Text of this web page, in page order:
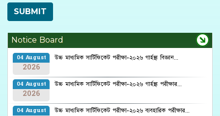
Notice Board
04 August
2026
উচ্চ মাধ্যমিক সার্টিফিকেট পরীক্ষা-২০২৬ গার্হস্থ্য বিজ্ঞান...
04 August
2026
উচ্চ মাধ্যমিক সার্টিফিকেট পরীক্ষা-২০২৬ গার্হস্থ্য পরীক্ষার...
04 August উচ্চ মাধ্যমিক সার্টিফিকেট পরীক্ষা-২০২৬ ব্যবহারিক পরীক্ষার...